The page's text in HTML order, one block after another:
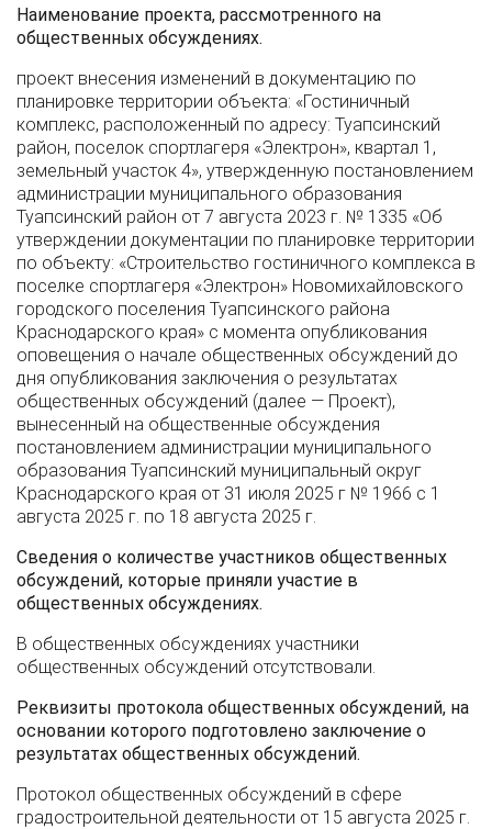
Наименование проекта, рассмотренного на
общественных обсуждениях.
проект внесения изменений в документацию по
планировке территории объекта: «Гостиничный
комплекс, расположенный по адресу: Туапсинский
район, поселок спортлагеря «Электрон», квартал 1,
земельный участок 4», утвержденную постановлением
администрации муниципального образования
Туапсинский район от 7 августа 2023 г. № 1335 «Об
утверждении документации по планировке территории
по объекту: «Строительство гостиничного комплекса в
поселке спортлагеря «Электрон» Новомихайловского
городского поселения Туапсинского района
Краснодарского края» с момента опубликования
оповещения о начале общественных обсуждений до
дня опубликования заключения о результатах
общественных обсуждений (далее — Проект),
вынесенный на общественные обсуждения
постановлением администрации муниципального
образования Туапсинский муниципальный округ
Краснодарского края от 31 июля 2025 г № 1966 с 1
августа 2025 г. по 18 августа 2025 г.
Сведения о количестве участников общественных
обсуждений, которые приняли участие в
общественных обсуждениях.
В общественных обсуждениях участники
общественных обсуждений отсутствовали.
Реквизиты протокола общественных обсуждений, на
основании которого подготовлено заключение о
результатах общественных обсуждений.
Протокол общественных обсуждений в сфере
градостроительной деятельности от 15 августа 2025 г.